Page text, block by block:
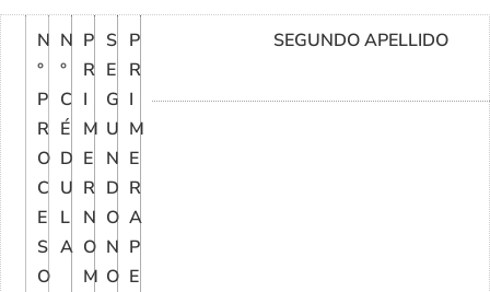
N
°
P
R
O
C
E
S
O
N
°
C
É
D
U
L
A
P
R
I
M
E
R
N
O
M
S
E
G
U
N
D
O
N
O
P
R
I
M
E
R
A
P
E
SEGUNDO APELLIDO